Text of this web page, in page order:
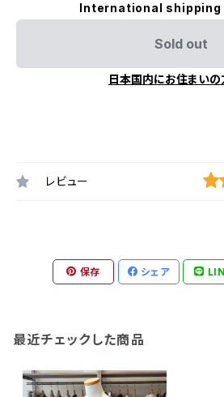
International shipping
Sold out
日本国内にお住まいの
レビュー
保存 シェア
最近チェックした商品